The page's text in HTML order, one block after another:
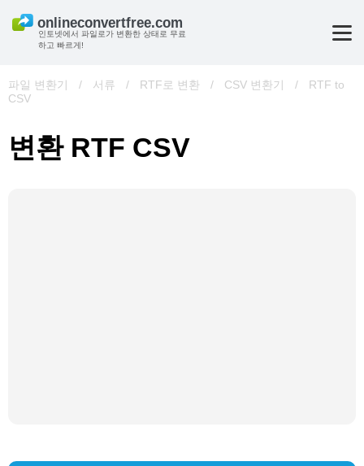
인토넷에서 파일로가 변환한 상태로 무료
하고 빠르게!
파일 변환기 / 서류 / RTF로 변환 / CSV 변환기 /
RTF to
CSV
변환 RTF CSV